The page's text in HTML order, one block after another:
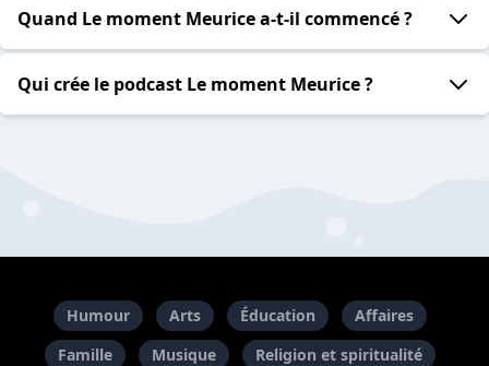
Quand Le moment Meurice a-t-il commencé ?
Qui crée le podcast Le moment Meurice ?
Humour Arts Éducation
Affaires
Famille
Musique
Religion et spiritualité